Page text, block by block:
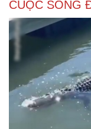
CUỘC SỐNG